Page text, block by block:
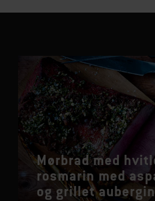
Mørbrad med
rosmarin med
og grillet